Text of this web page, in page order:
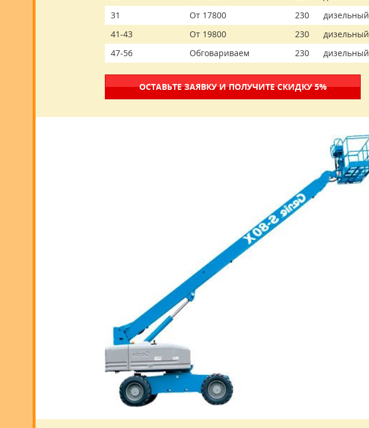
31
От 17800 230
дизельный
41-43
От 19800 230
дизельный
47-56
Обговариваем 230 дизельный
ОСТАВЬТЕ ЗАЯВКУ И ПОЛУЧИТЕ СКИДКУ 5%